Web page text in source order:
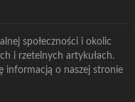
społeczności i okolic
i rzetelnych artykułach.
informacją o naszej stronie